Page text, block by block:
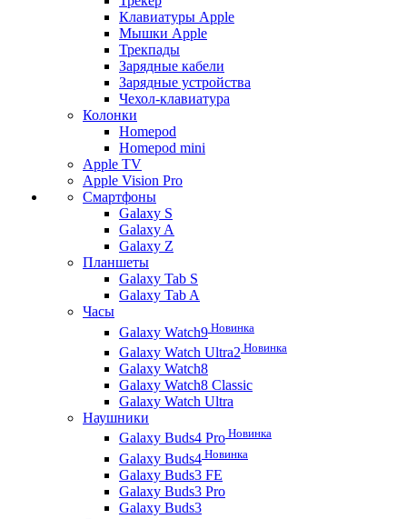
Клавиатуры Apple
Мышки Apple
Трекпады
Зарядные кабели
Зарядные устройства
Чехол-клавиатура
Колонки
Homepod
Homepod mini
Apple TV
Apple Vision Pro
Смартфоны
Galaxy S
Galaxy A
Galaxy Z
Планшеты
Galaxy Tab S
Galaxy Tab A
Часы
Galaxy Watch9 Новинка
Galaxy Watch Ultra2 Новинка
Galaxy Watch8
Galaxy Watch8 Classic
Galaxy Watch Ultra
Наушники
Galaxy Buds4 Pro Новинка
Galaxy Buds4 Новинка
Galaxy Buds3 FE
Galaxy Buds3 Pro
Galaxy Buds3